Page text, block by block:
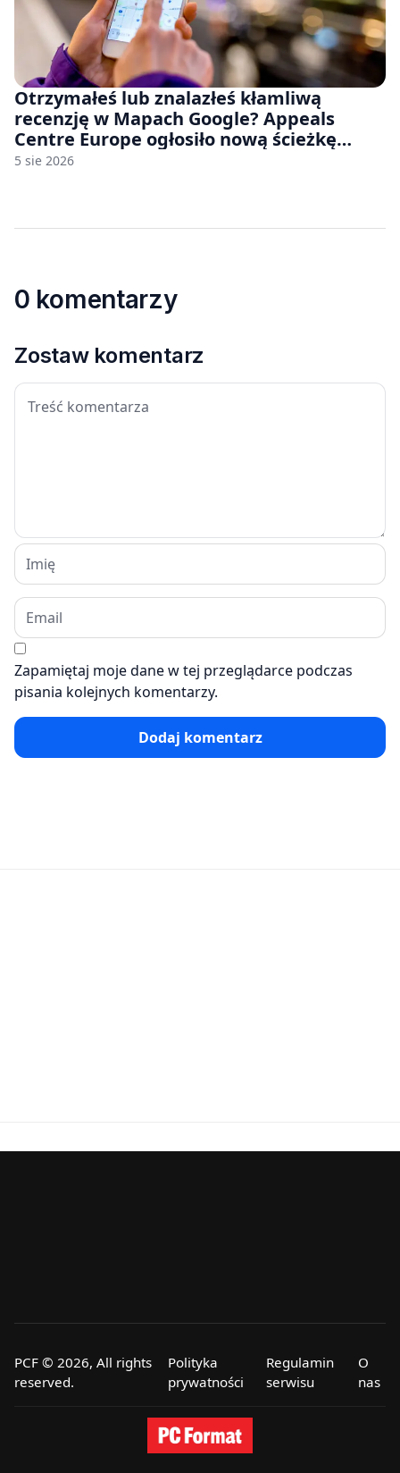
Otrzymałeś lub znalazłeś kłamliwą
recenzję w Mapach Google? Appeals
Centre Europe ogłosiło nową ścieżkę
odwoławczą dla firm i konsumentów
5 sie 2026
0 komentarzy
Zostaw komentarz
Zapamiętaj moje dane w tej przeglądarce podczas
pisania kolejnych komentarzy.
Dodaj komentarz
PCF © 2026, All rights
reserved.
Polityka
prywatności
Regulamin
serwisu
O
nas